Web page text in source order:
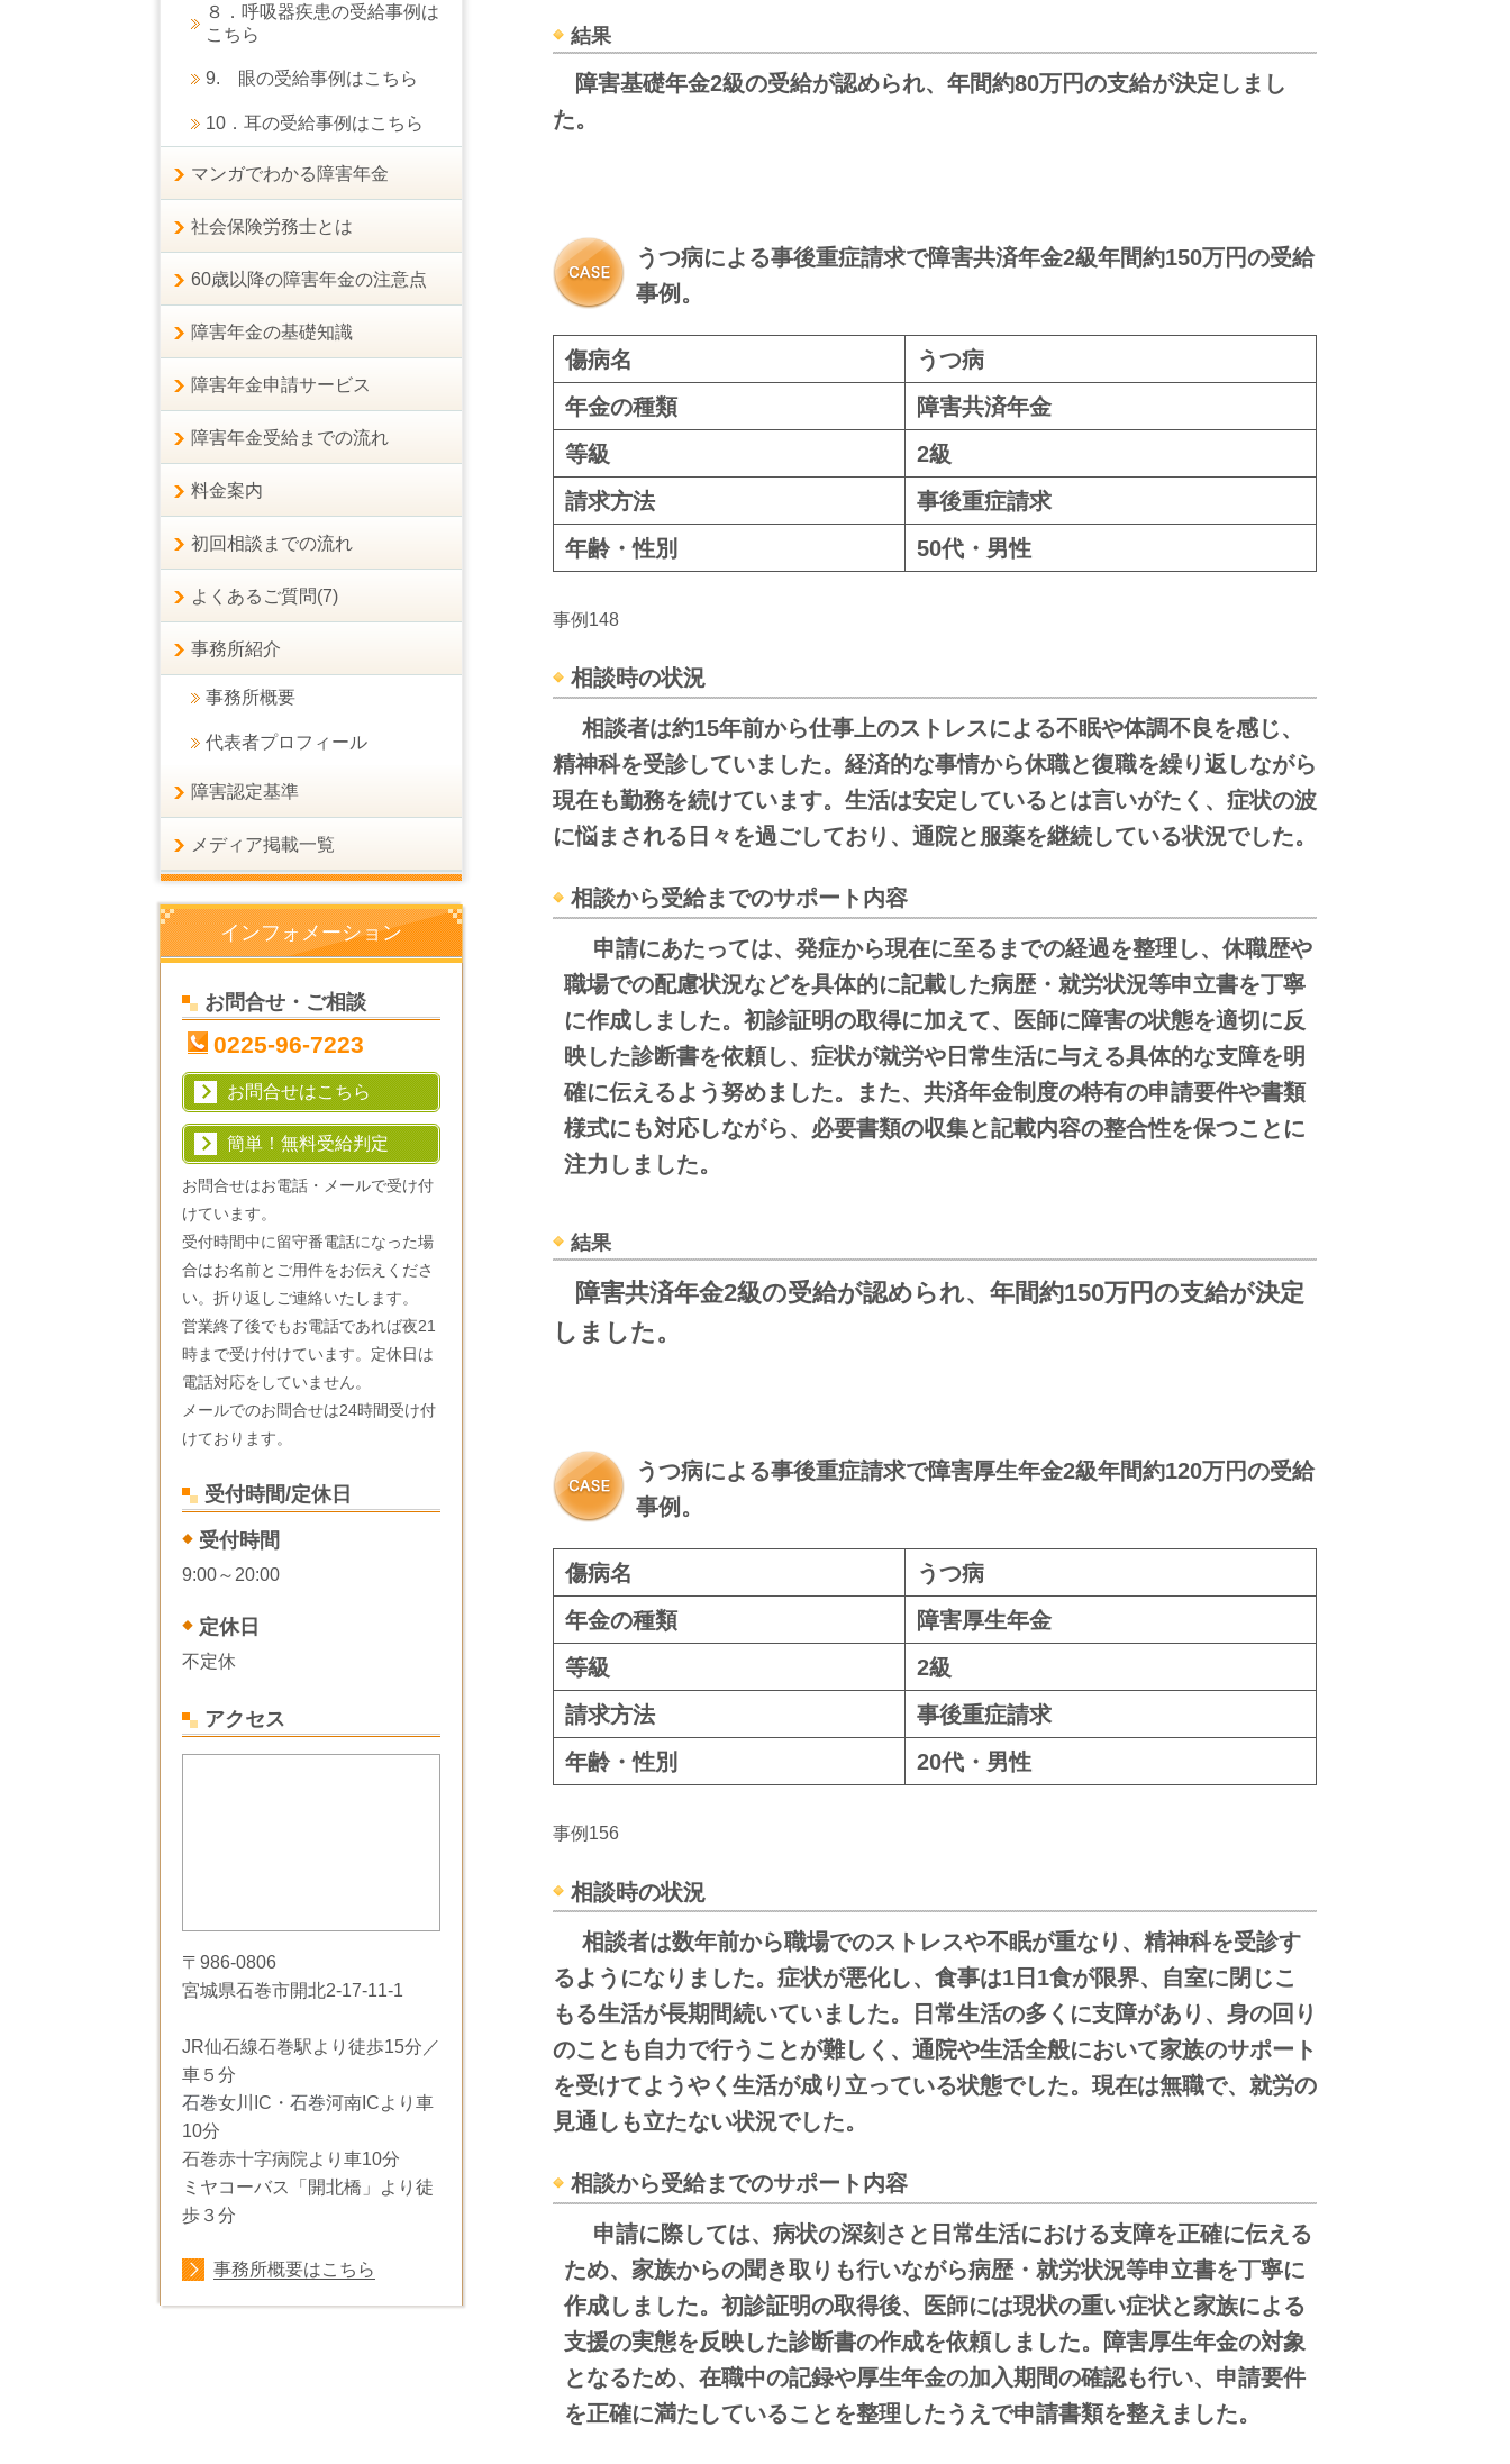
結果
障害基礎年金2級の受給が認められ、年間約80万円の支給が決定しまし
た。
うつ病による事後重症請求で障害共済年金2級年間約150万円の受給
事例。
傷病名
うつ病
年金の種類
障害共済年金
等級
2級
請求方法
事後重症請求
年齢・性別
50代・男性
事例148
相談時の状況
相談者は約15年前から仕事上のストレスによる不眠や体調不良を感じ、
精神科を受診していました。経済的な事情から休職と復職を繰り返しながら
現在も勤務を続けています。生活は安定しているとは言いがたく、症状の波
に悩まされる日々を過ごしており、通院と服薬を継続している状況でした。
相談から受給までのサポート内容
申請にあたっては、発症から現在に至るまでの経過を整理し、休職歴や
職場での配慮状況などを具体的に記載した病歴・就労状況等申立書を丁寧
に作成しました。初診証明の取得に加えて、医師に障害の状態を適切に反
映した診断書を依頼し、症状が就労や日常生活に与える具体的な支障を明
確に伝えるよう努めました。また、共済年金制度の特有の申請要件や書類
様式にも対応しながら、必要書類の収集と記載内容の整合性を保つことに
注力しました。
結果
障害共済年金2級の受給が認められ、年間約150万円の支給が決定
しました。
うつ病による事後重症請求で障害厚生年金2級年間約120万円の受給
事例。
傷病名
うつ病
年金の種類
障害厚生年金
等級
2級
請求方法
事後重症請求
年齢・性別
20代・男性
事例156
相談時の状況
相談者は数年前から職場でのストレスや不眠が重なり、精神科を受診す
るようになりました。症状が悪化し、食事は1 日 1食が限界、自室に閉じこ
もる生活が長期間続いていました。日常生活の多くに支障があり、身の回り
のことも自力で行うことが難しく、通院や生活全般において家族のサポート
を受けてようやく生活が成り立っている状態でした。現在は無職で、就労の
見通しも立たない状況でした。
相談から受給までのサポート内容
申請に際しては、病状の深刻さと日常生活における支障を正確に伝える
ため、家族からの聞き取りも行いながら病歴・就労状況等申立書を丁寧に
作成しました。初診証明の取得後、医師には現状の重い症状と家族による
支援の実態を反映した診断書の作成を依頼しました。障害厚生年金の対象
となるため、在職中の記録や厚生年金の加入期間の確認も行い、申請要件
を正確に満たしていることを整理したうえで申請書類を整えました。
８．呼吸器疾患の受給事例は
こちら
9. 眼の受給事例はこちら
10．耳の受給事例はこちら
マンガでわかる障害年金
社会保険労務士とは
60歳以降の障害年金の注意点
障害年金の基礎知識
障害年金申請サービス
障害年金受給までの流れ
料金案内
初回相談までの流れ
よくあるご質問(7)
事務所紹介
事務所概要
代表者プロフィール
障害認定基準
メディア掲載一覧
インフォメーション
お問合せ・ご相談
0225-96-7223
お問合せはこちら
簡単！無料受給判定
お問合せはお電話・メールで受け付
けています。
受付時間中に留守番電話になった場
合はお名前とご用件をお伝えくださ
い。折り返しご連絡いたします。
営業終了後でもお電話であれば夜21
時まで受け付けています。定休日は
電話対応をしていません。
メールでのお問合せは24時間受け付
けております。
受付時間/定休日
受付時間
9:00～20:00
定休日
不定休
アクセス
〒986-0806
宮城県石巻市開北2-17-11-1
JR仙石線石巻駅より徒歩15分／
車５分
石巻女川IC・ 石巻河南ICより車
10分
石巻赤十字病院より車10分
ミヤコーバス「開北橋」より徒
歩３分
事務所概要はこちら